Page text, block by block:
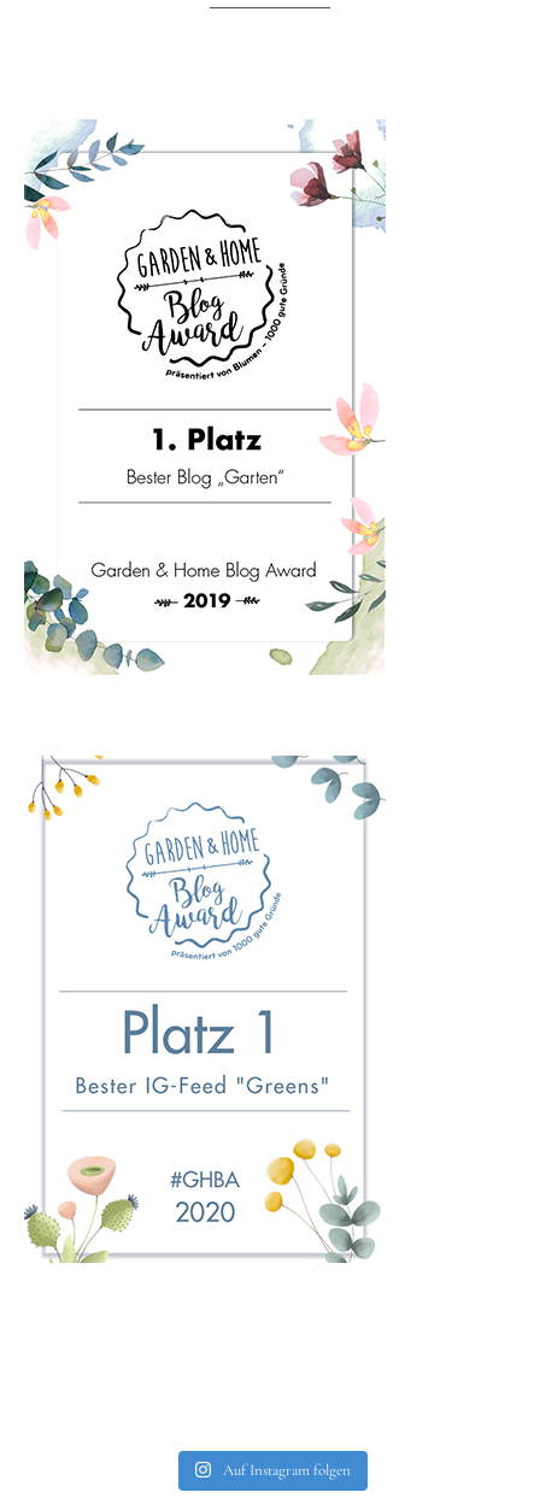
Auf Instagram folgen